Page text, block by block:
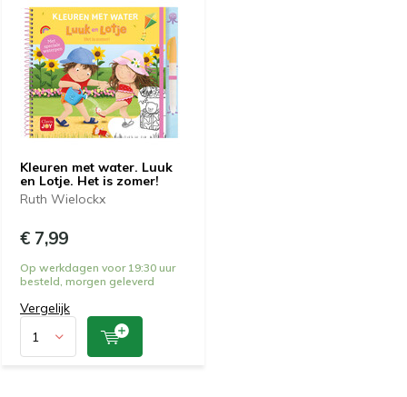
Kleuren met water. Luuk
en Lotje. Het is zomer!
Ruth Wielockx
€ 7,99
Op werkdagen voor 19:30 uur
besteld, morgen geleverd
Vergelijk